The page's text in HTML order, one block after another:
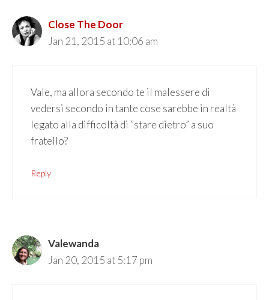
Close The Door
Jan 21, 2015 at 10:06 am
Vale, ma allora secondo te il malessere di
vedersi secondo in tante cose sarebbe in realtà
legato alla difficoltà di ”stare dietro” a suo
fratello?
Reply
Valewanda
Jan 20, 2015 at 5:17 pm